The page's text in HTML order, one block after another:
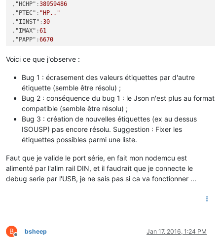
, "HCHP" :38959486
, "PTEC" : "HP.."
, "IINST" :30
, "IMAX" :61
, "PAPP" :6670
,"ISOUSP": 38942826
Voici ce que j'observe :
Bug 1 : écrasement des valeurs étiquettes par d'autre
étiquette (semble être résolu) ;
Bug 2 : conséquence du bug 1 : le Json n'est plus au format
compatible (semble être résolu) ;
Bug 3 : création de nouvelles étiquettes (ex au dessus
ISOUSP) pas encore résolu. Suggestion : Fixer les
étiquettes possibles parmi une liste.
Faut que je valide le port série, en fait mon nodemcu est
alimenté par l'alim rail DIN, et il faudrait que je connecte le
debug serie par l'USB, je ne sais pas si ca va fonctionner ...
B
Offline
bsheep Jan 17, 2016, 1:24 PM